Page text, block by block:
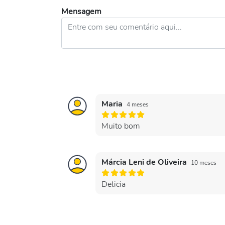
Mensagem
Maria 4 meses
Muito bom
Márcia Leni de Oliveira 10 meses
Delicia